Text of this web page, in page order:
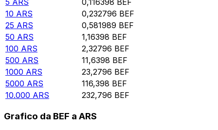
10 ARS 0,232796 BEF
25 ARS 0,581989 BEF
50 ARS 1,16398 BEF
100 ARS 2,32796 BEF
500 ARS 11,6398 BEF
1000 ARS 23,2796 BEF
5000 ARS 116,398 BEF
10.000 ARS 232,796 BEF
Grafico da BEF a ARS